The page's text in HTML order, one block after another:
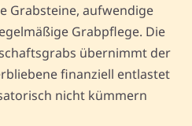
Grabsteine, aufwendige
Grabpflege. Die
übernimmt der
finanziell entlastet
nicht kümmern